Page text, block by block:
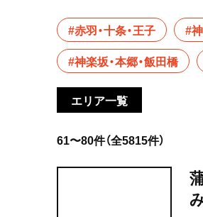
#赤羽・十条・王子 #
#神楽坂・本郷・飯田橋
エリア一覧
61〜80件（全5815件）